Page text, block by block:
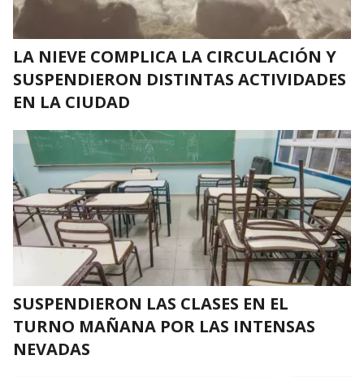
LA NIEVE COMPLICA LA CIRCULACIÓN Y
SUSPENDIERON DISTINTAS ACTIVIDADES
EN LA CIUDAD
SUSPENDIERON LAS CLASES EN EL
TURNO MAÑANA POR LAS INTENSAS
NEVADAS